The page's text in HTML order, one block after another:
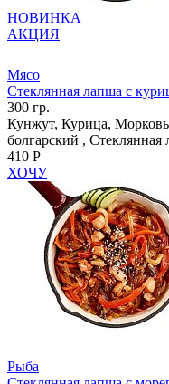
НОВИНКА
АКЦИЯ
Мясо
Стеклянная лапша с
300 гр.
Кунжут, Курица,
болгарский ,
410 Р
ХОЧУ
Рыба